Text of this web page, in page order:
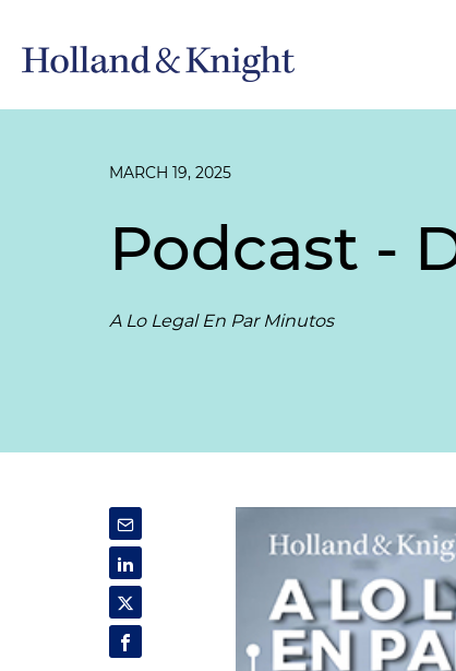
MARCH 19, 2025
Podcast -
A Lo Legal En Par Minutos